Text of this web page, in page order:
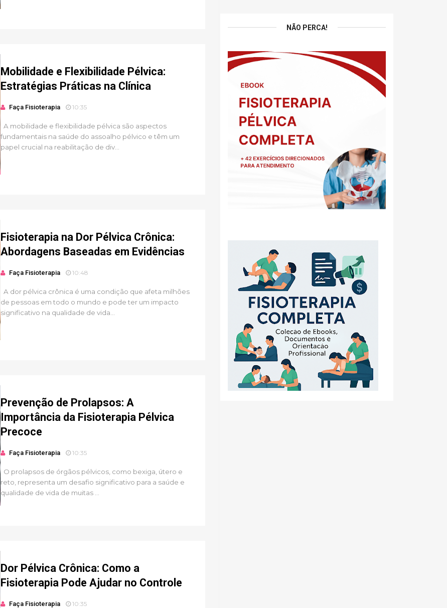
Mobilidade e Flexibilidade Pélvica:
Estratégias Práticas na Clínica
Faça Fisioterapia 10:35
A mobilidade e flexibilidade pélvica são aspectos
fundamentais na saúde do assoalho pélvico e têm um
papel crucial na reabilitação de div...
Fisioterapia na Dor Pélvica Crônica:
Abordagens Baseadas em Evidências
Faça Fisioterapia 10:48
A dor pélvica crônica é uma condição que afeta milhões
de pessoas em todo o mundo e pode ter um impacto
significativo na qualidade de vida...
Prevenção de Prolapsos: A
Importância da Fisioterapia Pélvica
Precoce
Faça Fisioterapia 10:35
O prolapsos de órgãos pélvicos, como bexiga, útero e
reto, representa um desafio significativo para a saúde e
qualidade de vida de muitas ...
Dor Pélvica Crônica: Como a
Fisioterapia Pode Ajudar no Controle
Faça Fisioterapia 10:35
NÃO PERCA!